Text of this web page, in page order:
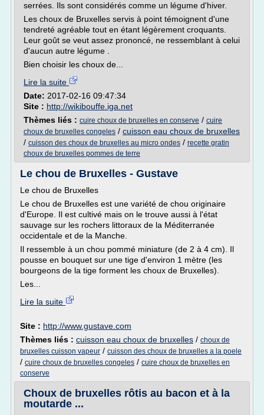
serrées. Ils sont considérés comme un légume d'hiver.
Les choux de Bruxelles servis à point témoignent d'une
tendreté agréable tout en étant légèrement croquants.
Leur goût se veut assez prononcé, ne ressemblant à celui
d'aucun autre légume .
Bien choisir les choux de...
Lire la suite
Date: 2017-02-16 09:47:34
Site : http://wikibouffe.iga.net
Thèmes liés : cuire choux de bruxelles en conserve / cuire
choux de bruxelles congeles / cuisson eau choux de bruxelles
/ cuisson des choux de bruxelles au micro ondes / recette gratin
choux de bruxelles pommes de terre
Le chou de Bruxelles - Gustave
Le chou de Bruxelles
Le chou de Bruxelles est une variété de chou originaire
d'Europe. Il est cultivé mais on le trouve aussi à l'état
sauvage sur les rochers littoraux de la Méditerranée
occidentale et de la Manche.
Il ressemble à un chou pommé miniature (de 2 à 4 cm). Il
pousse en bouquet sur une tige d'environ 1 mètre (les
bourgeons de la tige forment les choux de Bruxelles).
Les...
Lire la suite
Site : http://www.gustave.com
Thèmes liés : cuisson eau choux de bruxelles / choux de
bruxelles cuisson vapeur / cuisson des choux de bruxelles a la poele
/ cuire choux de bruxelles congeles / cuire choux de bruxelles en
conserve
Choux de bruxelles rôtis au bacon et à la
moutarde ...